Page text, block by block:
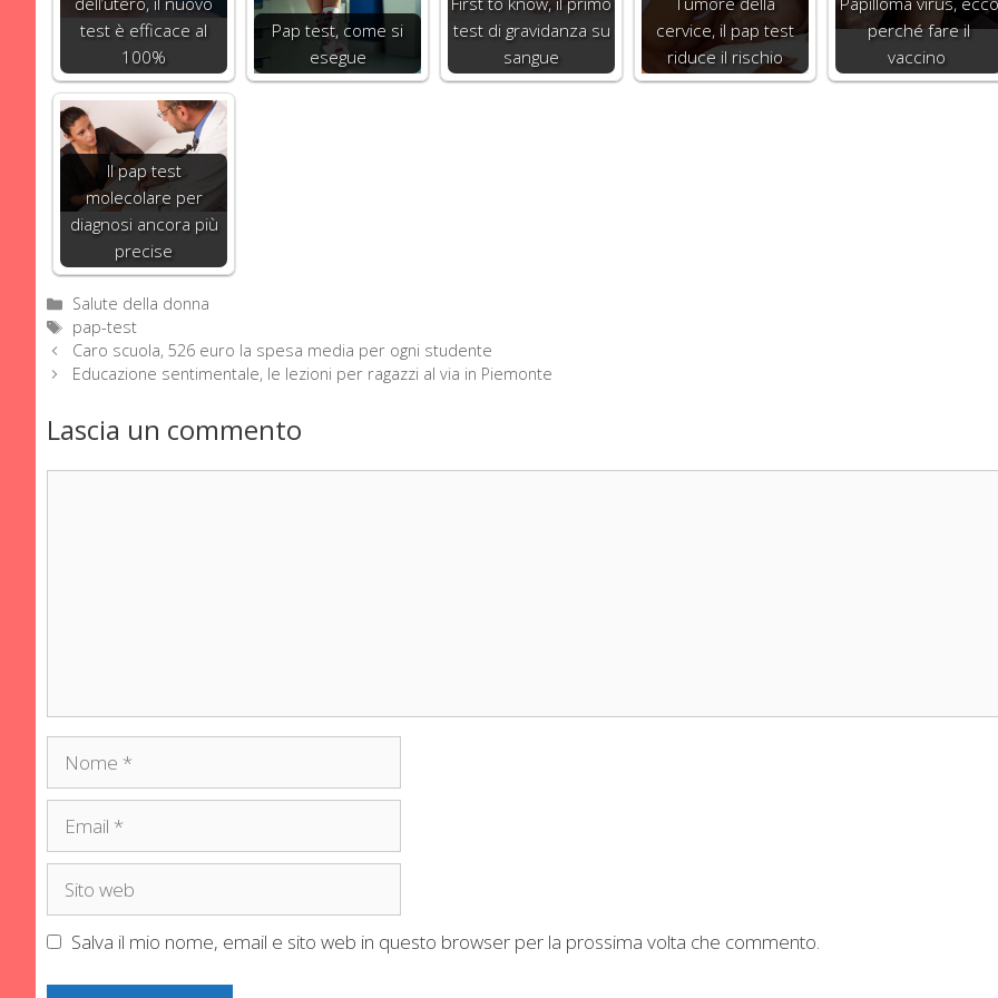
test è efficace al
100%
Pap test, come si
esegue
test di gravidanza su
sangue
cervice, il pap test
riduce il rischio
perché fare il
vaccino
Il pap test
molecolare per
diagnosi ancora più
precise
Categorie
Salute della donna
Tag
pap-test
Caro scuola, 526 euro la spesa media per ogni studente
Educazione sentimentale, le lezioni per ragazzi al via in Piemonte
Lascia un commento
Nome
Email
Sito
Salva il mio nome, email e sito web in questo browser per la prossima volta che commento.